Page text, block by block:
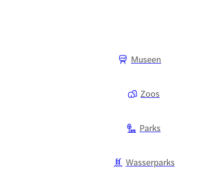
Museen
Zoos
Parks
Wasserparks